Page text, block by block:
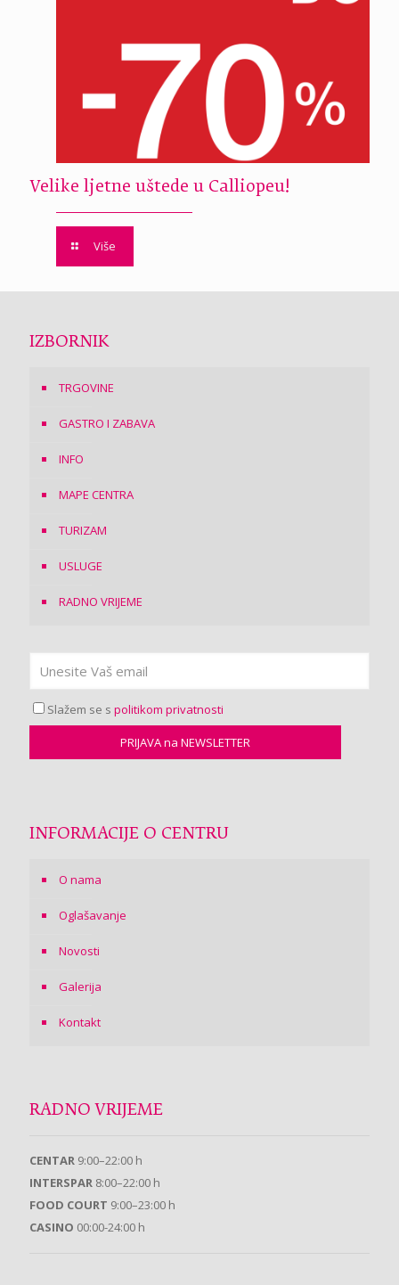
Velike ljetne uštede u Calliopeu!
Više
IZBORNIK
TRGOVINE
GASTRO I ZABAVA
INFO
MAPE CENTRA
TURIZAM
USLUGE
RADNO VRIJEME
Slažem se s politikom privatnosti
INFORMACIJE O CENTRU
O nama
Oglašavanje
Novosti
Galerija
Kontakt
RADNO VRIJEME
CENTAR 9:00–22:00 h
INTERSPAR 8:00–22:00 h
FOOD COURT 9:00–23:00 h
CASINO 00:00-24:00 h